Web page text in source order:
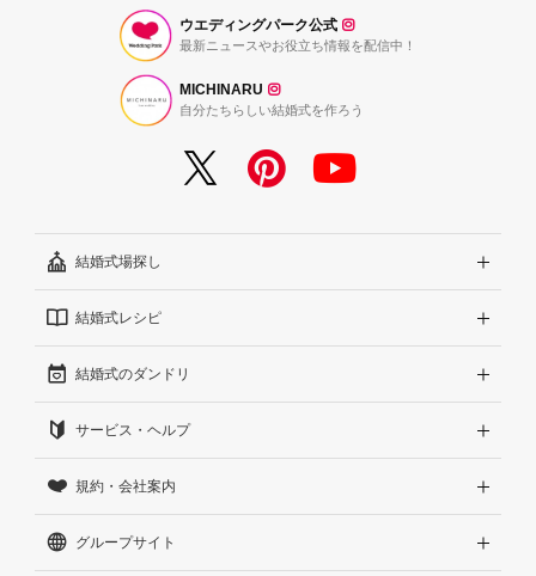
ウエディングパーク公式
最新ニュースやお役立ち情報を配信中！
MICHINARU
自分たちらしい結婚式を作ろう
結婚式場探し
エリアから探す
こだわりから探す
雰囲気から探す
見積りから探す
ランキングから探す
結婚式レシピ
結婚式準備レポート『ハナレポ』
結婚式当日の動画『ムビレポ』
結婚式のダンドリ
結婚準備ガイド
Wedding Park Magazine
結婚お悩みQ&A
サービス・ヘルプ
サイトコンセプト
はじめての方へ
規約・会社案内
利用規約
グループサイト